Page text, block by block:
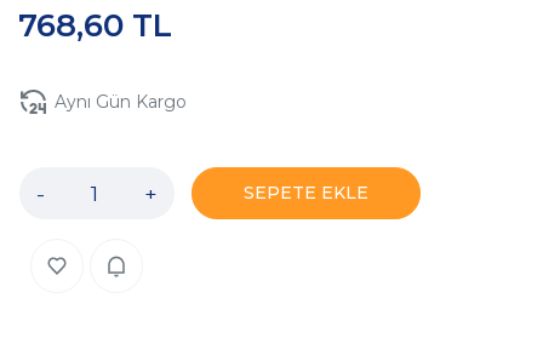
768,60 TL
Aynı Gün Kargo
- + SEPETE EKLE